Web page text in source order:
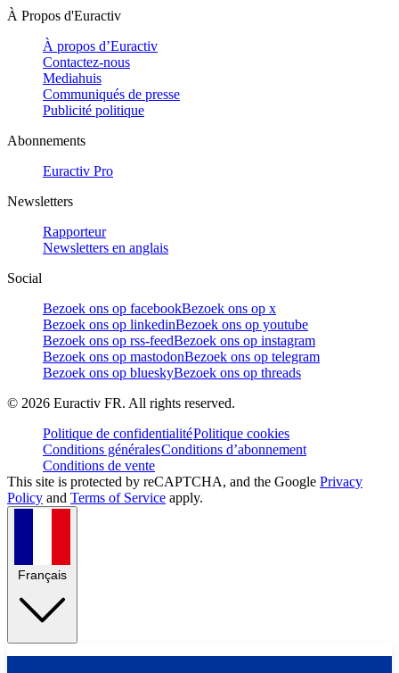
À Propos d'Euractiv
À propos d’Euractiv
Contactez-nous
Mediahuis
Communiqués de presse
Publicité politique
Abonnements
Euractiv Pro
Newsletters
Rapporteur
Newsletters en anglais
Social
Bezoek ons op facebookBezoek ons op x
Bezoek ons op linkedinBezoek ons op youtube
Bezoek ons op rss-feedBezoek ons op instagram
Bezoek ons op mastodonBezoek ons op telegram
Bezoek ons op blueskyBezoek ons op threads
© 2026 Euractiv FR. All rights reserved.
Politique de confidentialitéPolitique cookies
Conditions généralesConditions d’abonnement
Conditions de vente
This site is protected by reCAPTCHA, and the Google Privacy
Policy and Terms of Service apply.
Français